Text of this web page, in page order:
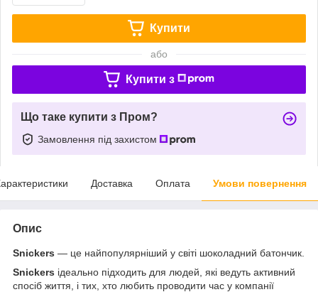
Купити
або
Купити з
Що таке купити з Пром?
Замовлення під захистом
Доставка Оплата Умови повернення
Опис
Snickers — це найпопулярніший у світі шоколадний батончик.
Snickers ідеально підходить для людей, які ведуть активний
спосіб життя, і тих, хто любить проводити час у компанії